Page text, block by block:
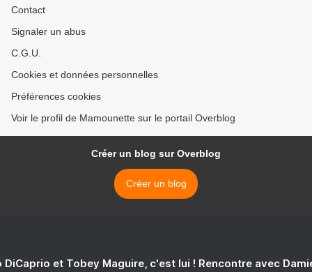
Contact
Signaler un abus
C.G.U.
Cookies et données personnelles
Préférences cookies
Voir le profil de Mamounette sur le portail Overblog
Créer un blog sur Overblog
Créer un blog
DiCaprio et Tobey Maguire, c'est lui ! Rencontre avec